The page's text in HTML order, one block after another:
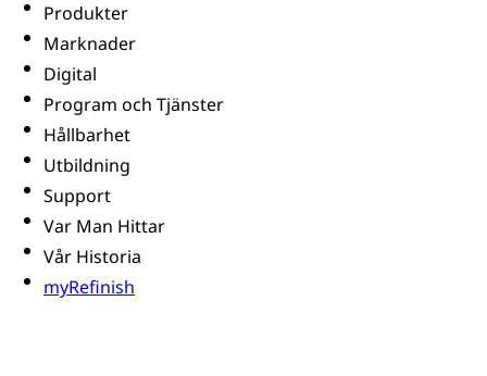
Produkter
Marknader
Digital
Program och Tjänster
Hållbarhet
Utbildning
Support
Var Man Hittar
Vår Historia
myRefinish